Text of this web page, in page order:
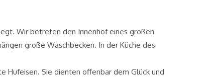
Wir betreten den Innenhof eines großen
große Waschbecken. In der Küche des
Hufeisen. Sie dienten offenbar dem Glück und